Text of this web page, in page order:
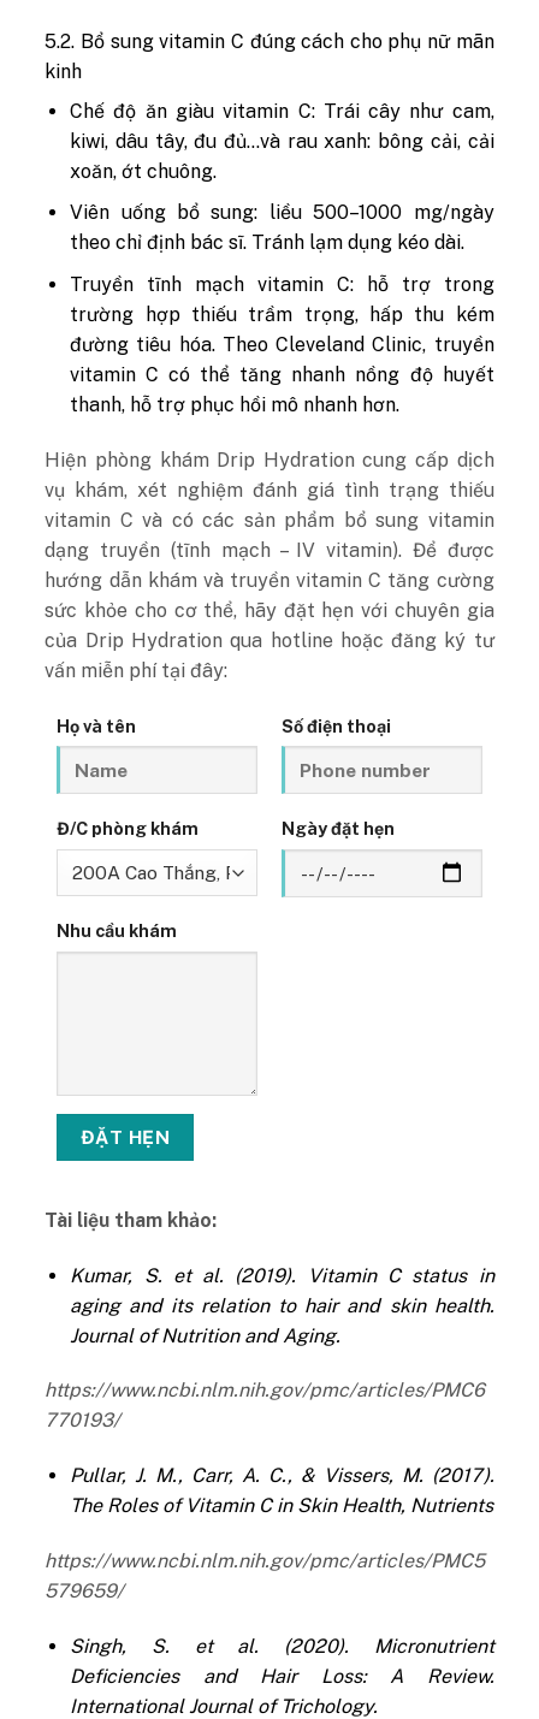
5.2. Bổ sung vitamin C đúng cách cho phụ nữ mãn
kinh
Chế độ ăn giàu vitamin C: Trái cây như cam,
kiwi, dâu tây, đu đủ…và rau xanh: bông cải, cải
xoăn, ớt chuông.
Viên uống bổ sung: liều 500–1000 mg/ngày
theo chỉ định bác sĩ. Tránh lạm dụng kéo dài.
Truyền tĩnh mạch vitamin C: hỗ trợ trong
trường hợp thiếu trầm trọng, hấp thu kém
đường tiêu hóa. Theo Cleveland Clinic, truyền
vitamin C có thể tăng nhanh nồng độ huyết
thanh, hỗ trợ phục hồi mô nhanh hơn.
Hiện phòng khám Drip Hydration cung cấp dịch
vụ khám, xét nghiệm đánh giá tình trạng thiếu
vitamin C và có các sản phẩm bổ sung vitamin
dạng truyền (tĩnh mạch – IV vitamin). Để được
hướng dẫn khám và truyền vitamin C tăng cường
sức khỏe cho cơ thể, hãy đặt hẹn với chuyên gia
của Drip Hydration qua hotline hoặc đăng ký tư
vấn miễn phí tại đây:
Họ và tên Số điện thoại
Đ/C phòng khám Ngày đặt hẹn
Nhu cầu khám
Tài liệu tham khảo:
Kumar, S. et al. (2019). Vitamin C status in
aging and its relation to hair and skin health.
Journal of Nutrition and Aging.
https://www.ncbi.nlm.nih.gov/pmc/articles/PMC6
770193/
Pullar, J. M., Carr, A. C., & Vissers, M. (2017).
The Roles of Vitamin C in Skin Health, Nutrients
https://www.ncbi.nlm.nih.gov/pmc/articles/PMC5
579659/
Singh, S. et al. (2020). Micronutrient
Deficiencies and Hair Loss: A Review.
International Journal of Trichology.